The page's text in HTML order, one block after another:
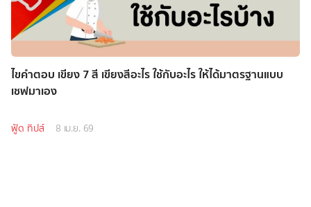
ไขคำตอบ เขียง 7 สี เขียงสีอะไร ใช้กับอะไร ให้ได้มาตรฐานแบบ
เชฟมาเอง
ฟู้ด ทิปส์ 8 เม.ย. 69